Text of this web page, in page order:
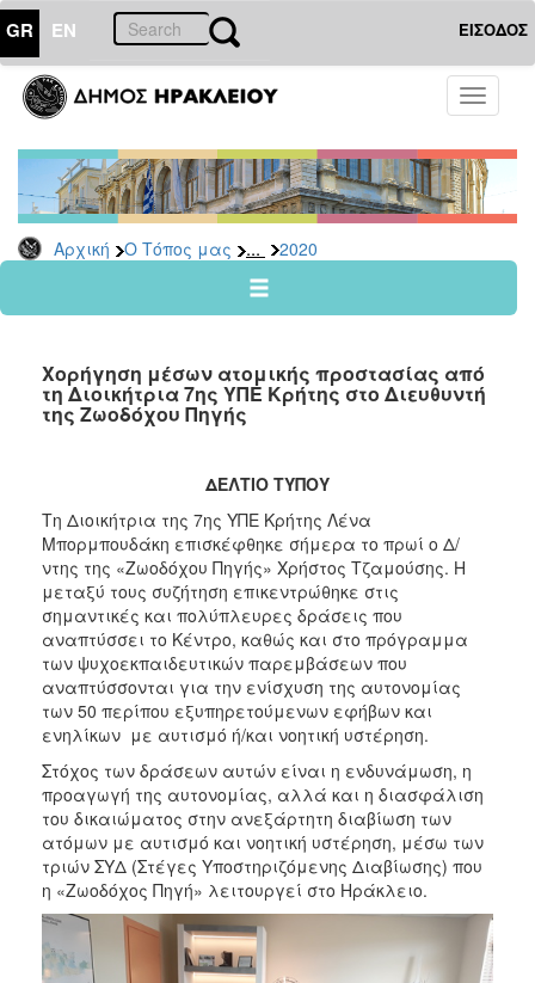
GR EN ΕΙΣΟΔΟΣ
Toggle
Αρχική Ο Τόπος μας ... 2020
ΤΟΠΟΣ
ΜΑΣ
Ανακοινώσεις
Αρχείο
2026
2024
2022
2021
2018
2017
2016
2015
2012
2011
ΔΗΜΟΣ
ΠΟΛΙΤΙΣΜΟΣ
ΑΝΘΕΚΤΙΚΗ
ΠΟΛΗ
Χορήγηση μέσων ατομικής προστασίας από
τη Διοικήτρια 7ης ΥΠΕ Κρήτης στο Διευθυντή
της Ζωοδόχου Πηγής
ΔΕΛΤΙΟ ΤΥΠΟΥ
Τη Διοικήτρια της 7ης ΥΠΕ Κρήτης Λένα
Μπορμπουδάκη επισκέφθηκε σήμερα το πρωί ο Δ/
ντης της «Ζωοδόχου Πηγής» Χρήστος Τζαμούσης. Η
μεταξύ τους συζήτηση επικεντρώθηκε στις
σημαντικές και πολύπλευρες δράσεις που
αναπτύσσει το Κέντρο, καθώς και στο πρόγραμμα
των ψυχοεκπαιδευτικών παρεμβάσεων που
αναπτύσσονται για την ενίσχυση της αυτονομίας
των 50 περίπου εξυπηρετούμενων εφήβων και
ενηλίκων με αυτισμό ή/και νοητική υστέρηση.
Στόχος των δράσεων αυτών είναι η ενδυνάμωση, η
προαγωγή της αυτονομίας, αλλά και η διασφάλιση
του δικαιώματος στην ανεξάρτητη διαβίωση των
ατόμων με αυτισμό και νοητική υστέρηση, μέσω των
τριών ΣΥΔ (Στέγες Υποστηριζόμενης Διαβίωσης) που
η «Ζωοδόχος Πηγή» λειτουργεί στο Ηράκλειο.